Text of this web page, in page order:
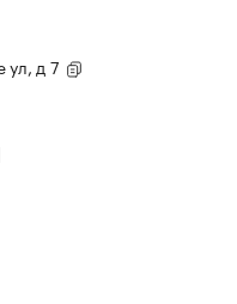
ул, д 7